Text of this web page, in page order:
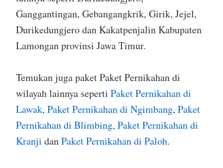
Ganggantingan, Gebangangkrik, Girik, Jejel,
Durikedungjero dan Kakatpenjalin Kabupaten
Lamongan provinsi Jawa Timur.
Temukan juga paket Paket Pernikahan di
wilayah lainnya seperti Paket Pernikahan di
Lawak, Paket Pernikahan di Ngimbang, Paket
Pernikahan di Blimbing, Paket Pernikahan di
Kranji danPaket Pernikahan di Paloh.